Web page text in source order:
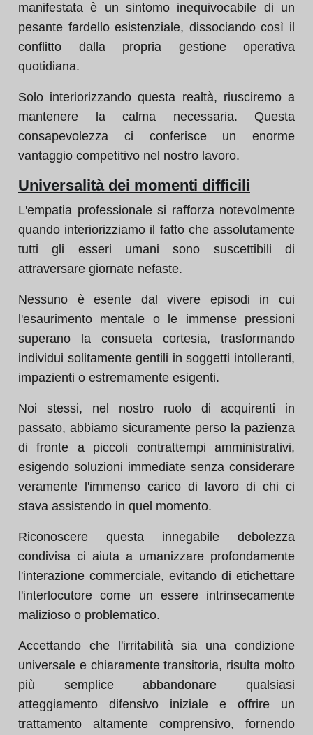
manifestata è un sintomo inequivocabile di un
pesante fardello esistenziale, dissociando così il
conflitto dalla propria gestione operativa
quotidiana.
Solo interiorizzando questa realtà, riusciremo a
mantenere la calma necessaria. Questa
consapevolezza ci conferisce un enorme
vantaggio competitivo nel nostro lavoro.
Universalità dei momenti difficili
L'empatia professionale si rafforza notevolmente
quando interiorizziamo il fatto che assolutamente
tutti gli esseri umani sono suscettibili di
attraversare giornate nefaste.
Nessuno è esente dal vivere episodi in cui
l'esaurimento mentale o le immense pressioni
superano la consueta cortesia, trasformando
individui solitamente gentili in soggetti intolleranti,
impazienti o estremamente esigenti.
Noi stessi, nel nostro ruolo di acquirenti in
passato, abbiamo sicuramente perso la pazienza
di fronte a piccoli contrattempi amministrativi,
esigendo soluzioni immediate senza considerare
veramente l'immenso carico di lavoro di chi ci
stava assistendo in quel momento.
Riconoscere questa innegabile debolezza
condivisa ci aiuta a umanizzare profondamente
l'interazione commerciale, evitando di etichettare
l'interlocutore come un essere intrinsecamente
malizioso o problematico.
Accettando che l'irritabilità sia una condizione
universale e chiaramente transitoria, risulta molto
più semplice abbandonare qualsiasi
atteggiamento difensivo iniziale e offrire un
trattamento altamente comprensivo, fornendo